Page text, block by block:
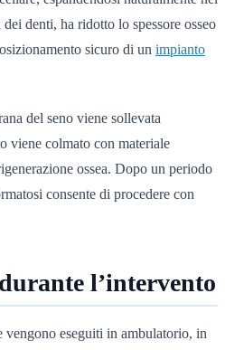
denti, ha ridotto lo spessore osseo
sicuro di un impianto
del seno viene sollevata
viene colmato con materiale
ossea. Dopo un periodo
consente di procedere con
l’intervento
eseguiti in ambulatorio, in